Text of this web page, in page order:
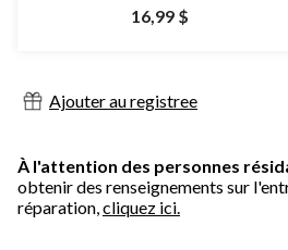
16,99 $
Ajouter au registree
À l'attention des personnes
obtenir des renseignements sur
réparation,cliquez ici.